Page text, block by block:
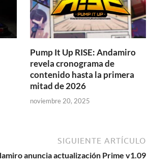
Pump It Up RISE: Andamiro
revela cronograma de
contenido hasta la primera
mitad de 2026
noviembre 20, 2025
SIGUIENTE ARTÍCULO
anuncia actualización Prime v1.09